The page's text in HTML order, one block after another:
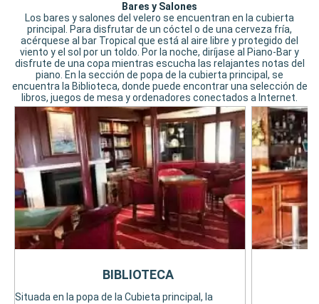
Bares y Salones
Los bares y salones del velero se encuentran en la cubierta
principal. Para disfrutar de un cóctel o de una cerveza fría,
acérquese al bar Tropical que está al aire libre y protegido del
viento y el sol por un toldo. Por la noche, diríjase al Piano-Bar y
disfrute de una copa mientras escucha las relajantes notas del
piano. En la sección de popa de la cubierta principal, se
encuentra la Biblioteca, donde puede encontrar una selección de
libros, juegos de mesa y ordenadores conectados a Internet.
Situada en la popa de la Cubieta principal, la
BIBLIOTECA